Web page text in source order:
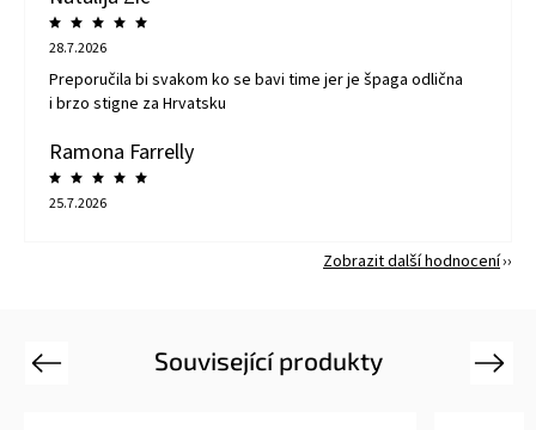
28.7.2026
Preporučila bi svakom ko se bavi time jer je špaga odlična
i brzo stigne za Hrvatsku
Ramona Farrelly
25.7.2026
Zobrazit další hodnocení
Související produkty
Previous Next